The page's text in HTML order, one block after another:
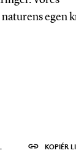
egen
KOPIÉR